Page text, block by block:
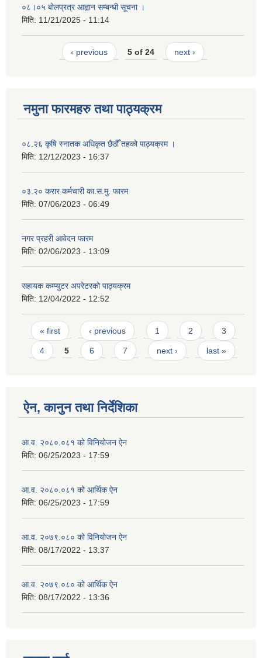
०८।०५ बोलप्रत्र आह्वान सम्बन्धी सूचना ।
मिति: 11/21/2025 - 11:14
‹ previous 5 of 24 next ›
नमुना फारमहरु तथा पाठ्यक्रम
०८.२६ कृषि स्‍नातक अधिकृत छैठौँ तहको पाठ्यक्रम ।
मिति: 12/12/2023 - 16:37
०३.२० करार कर्मचारी का.स.मु. फारम
मिति: 07/06/2023 - 06:49
नगर प्रहरी आवेदन फारम
मिति: 02/06/2023 - 13:09
सहायक कम्प्युटर अपरेटरको पाठ्यक्रम
मिति: 12/04/2022 - 12:52
Pages
« first ‹ previous 1 2 3
4 5 6 7 next › last »
ऐन, कानुन तथा निर्देशिका
आ.व. २०८०.०८१ को विनियोजन ऐन
मिति: 06/25/2023 - 17:59
आ.व. २०८०.०८१ को आर्थिक ऐन
मिति: 06/25/2023 - 17:59
आ.व. २०७९.०८० को विनियोजन ऐन
मिति: 08/17/2022 - 13:37
आ.व. २०७९.०८० को आर्थिक ऐन
मिति: 08/17/2022 - 13:36